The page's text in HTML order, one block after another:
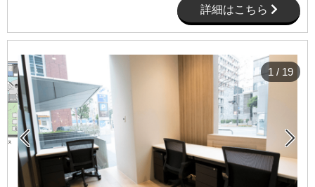
詳細はこちら
 
1 / 19